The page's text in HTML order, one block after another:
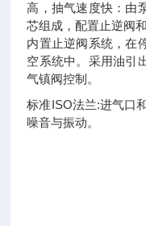
高，抽气速度快：由
芯组成，配置止逆阀
内置止逆阀系统，在
空系统中。采用油引
气镇阀控制。
标准ISO法兰:进气口
噪音与振动。